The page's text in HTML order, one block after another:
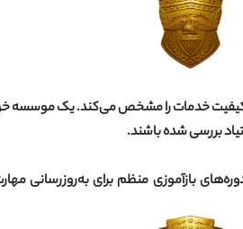
خدمات را مشخص می‌کند. یک موسسه خوب
بررسی شده باشند.
بازآموزی منظم برای به‌روزرسانی